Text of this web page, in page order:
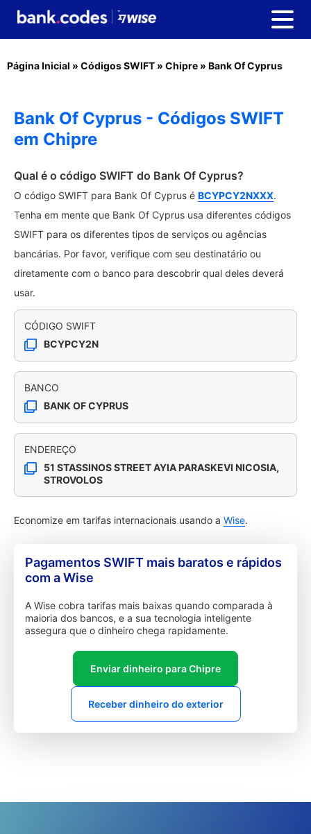
Página Inicial » Códigos SWIFT » Chipre » Bank Of Cyprus
Bank Of Cyprus - Códigos SWIFT
em Chipre
Qual é o código SWIFT do Bank Of Cyprus?
O código SWIFT para Bank Of Cyprus é BCYPCY2NXXX.
Tenha em mente que Bank Of Cyprus usa diferentes códigos
SWIFT para os diferentes tipos de serviços ou agências
bancárias. Por favor, verifique com seu destinatário ou
diretamente com o banco para descobrir qual deles deverá
usar.
CÓDIGO SWIFT
BCYPCY2N
BANCO
BANK OF CYPRUS
ENDEREÇO
51 STASSINOS STREET AYIA PARASKEVI NICOSIA,
STROVOLOS
Economize em tarifas internacionais usando a Wise.
Pagamentos SWIFT mais baratos e rápidos
com a Wise
A Wise cobra tarifas mais baixas quando comparada à
maioria dos bancos, e a sua tecnologia inteligente
assegura que o dinheiro chega rapidamente.
Enviar dinheiro para Chipre
Receber dinheiro do exterior